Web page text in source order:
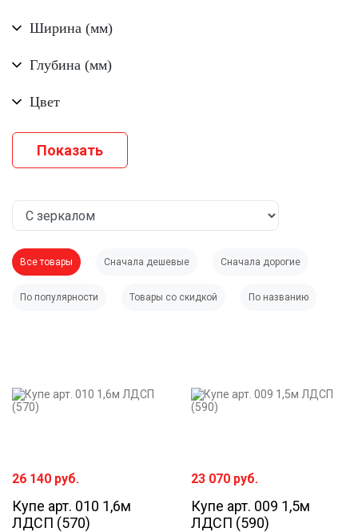
Ширина (мм)
Глубина (мм)
Цвет
Все товары Сначала дешевые Сначала дорогие
По популярности Товары со скидкой По названию
26 140 руб.
Купе арт. 010 1,6м
ЛДСП (570)
23 070 руб.
Купе арт. 009 1,5м
ЛДСП (590)